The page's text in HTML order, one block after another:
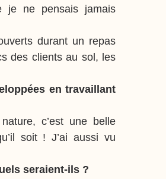
je ne pensais jamais
durant un repas
des clients au sol, les
en travaillant
c’est une belle
soit ! J’ai aussi vu
seraient-ils ?